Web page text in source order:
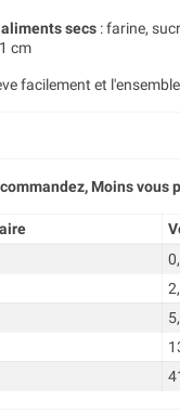
secs : farine,
cm
facilement et
Moins vous